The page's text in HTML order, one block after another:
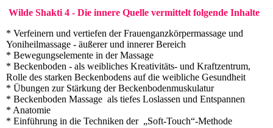
Wilde Shakti 4 - Die innere Quelle vermittelt folgende Inhalte
* Verfeinern und vertiefen der Frauenganzkörpermassage und
Yoniheilmassage - äußerer und innerer Bereich
* Bewegungselemente in der Massage
* Beckenboden - als weibliches Kreativitäts- und Kraftzentrum,
Rolle des starken Beckenbodens auf die weibliche Gesundheit
* Übungen zur Stärkung der Beckenbodenmuskulatur
* Beckenboden Massage als tiefes Loslassen und Entspannen
* Anatomie
* Einführung in die Techniken der „Soft-Touch“-Methode